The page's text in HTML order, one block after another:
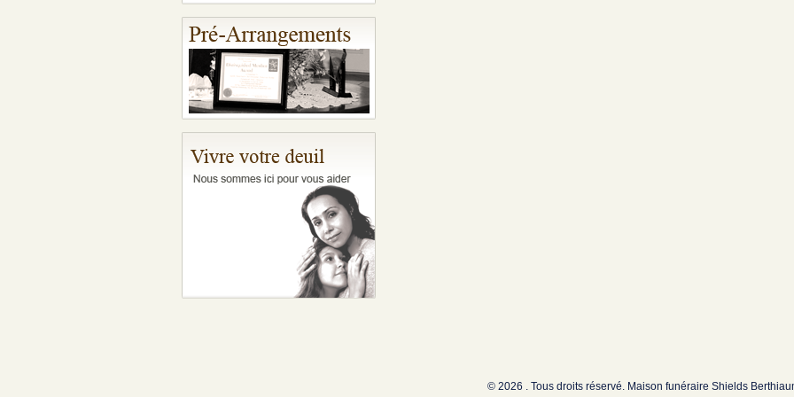
© 2026 . Tous droits réservé. Maison funéraire Shields